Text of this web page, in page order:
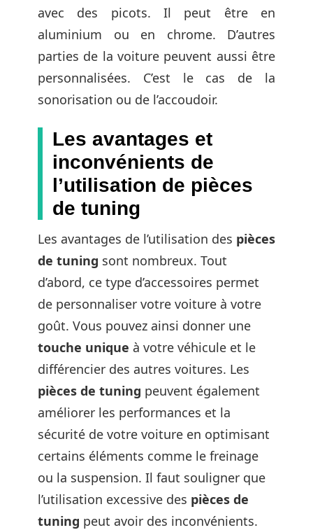
avec des picots. Il peut être en
aluminium ou en chrome. D’autres
parties de la voiture peuvent aussi être
personnalisées. C’est le cas de la
sonorisation ou de l’accoudoir.
Les avantages et
inconvénients de
l’utilisation de pièces
de tuning
Les avantages de l’utilisation des pièces
de tuning sont nombreux. Tout
d’abord, ce type d’accessoires permet
de personnaliser votre voiture à votre
goût. Vous pouvez ainsi donner une
touche unique à votre véhicule et le
différencier des autres voitures. Les
pièces de tuning peuvent également
améliorer les performances et la
sécurité de votre voiture en optimisant
certains éléments comme le freinage
ou la suspension. Il faut souligner que
l’utilisation excessive des pièces de
tuning peut avoir des inconvénients.